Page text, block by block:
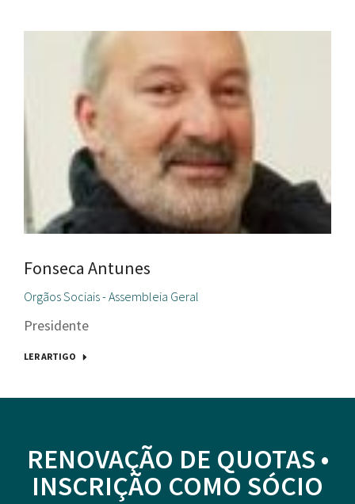
Fonseca Antunes
Orgãos Sociais - Assembleia Geral
Presidente
LER ARTIGO
RENOVAÇÃO DE QUOTAS •
INSCRIÇÃO COMO SÓCIO